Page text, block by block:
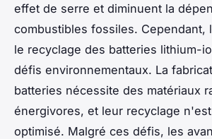
effet de serre et diminuent la
combustibles fossiles. Cependant,
le recyclage des batteries lithium-
défis environnementaux. La
batteries nécessite des matériaux
énergivores, et leur recyclage
optimisé. Malgré ces défis, les